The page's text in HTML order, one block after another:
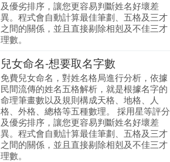
及優劣排序，讓您更容易判斷姓名好壞差
異。程式會自動計算最佳筆劃、五格及三才
之間的關係，並且直接剔除相剋及不佳三才
理數。
兒女命名-想要取名字數
免費兒女命名，對姓名格局進行分析，依據
民間流傳的姓名五格解析，就是根據名字的
命理筆畫數以及規則構成天格、地格、人
格、外格、總格等五種數理。 採用星等評分
及優劣排序，讓您更容易判斷姓名好壞差
異。程式會自動計算最佳筆劃、五格及三才
之間的關係，並且直接剔除相剋及不佳三才
理數。